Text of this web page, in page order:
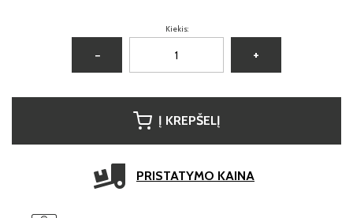
Kiekis:
− +
Į KREPŠELĮ
PRISTATYMO KAINA